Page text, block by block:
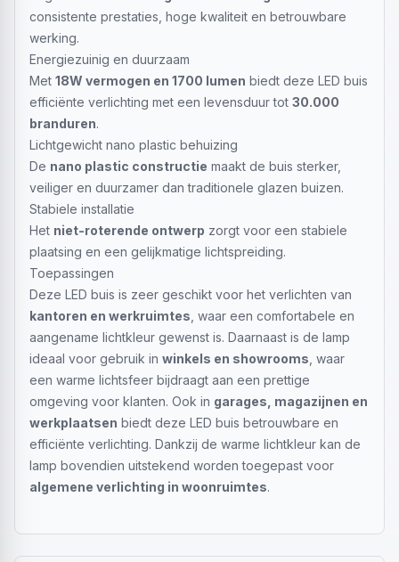
consistente prestaties, hoge kwaliteit en betrouwbare
werking.
Energiezuinig en duurzaam
Met 18W vermogen en 1700 lumen biedt deze LED buis
efficiënte verlichting met een levensduur tot 30.000
branduren.
Lichtgewicht nano plastic behuizing
De nano plastic constructie maakt de buis sterker,
veiliger en duurzamer dan traditionele glazen buizen.
Stabiele installatie
Het niet-roterende ontwerp zorgt voor een stabiele
plaatsing en een gelijkmatige lichtspreiding.
Toepassingen
Deze LED buis is zeer geschikt voor het verlichten van
kantoren en werkruimtes , waar een comfortabele en
aangename lichtkleur gewenst is. Daarnaast is de lamp
ideaal voor gebruik in winkels en showrooms , waar
een warme lichtsfeer bijdraagt aan een prettige
omgeving voor klanten. Ook in garages, magazijnen en
werkplaatsen biedt deze LED buis betrouwbare en
efficiënte verlichting. Dankzij de warme lichtkleur kan de
lamp bovendien uitstekend worden toegepast voor
algemene verlichting in woonruimtes.